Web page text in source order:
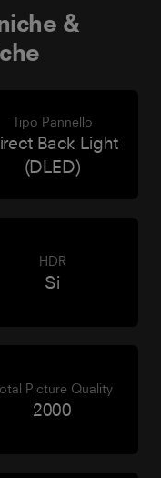
&
Tipo Pannello
Back Light
(DLED)
HDR
Si
Picture Quality
2000